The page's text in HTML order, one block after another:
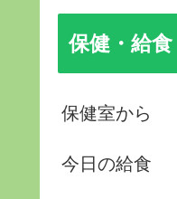
保健・給食
保健室から
今日の給食